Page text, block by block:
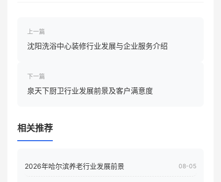
上一篇
沈阳洗浴中心装修行业发展与企业服务介绍
下一篇
泉天下厨卫行业发展前景及客户满意度
相关推荐
2026年哈尔滨养老行业发展前景 08-05